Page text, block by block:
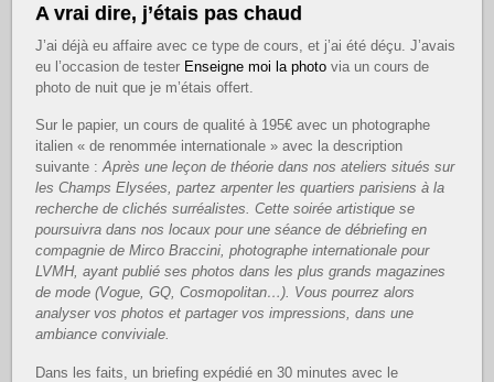
A vrai dire, j’étais pas chaud
J’ai déjà eu affaire avec ce type de cours, et j’ai été déçu. J’avais
eu l’occasion de tester Enseigne moi la photo via un cours de
photo de nuit que je m’étais offert.
Sur le papier, un cours de qualité à 195€ avec un photographe
italien « de renommée internationale » avec la description
suivante :Après une leçon de théorie dans nos ateliers situés sur
les Champs Elysées, partez arpenter les quartiers parisiens à la
recherche de clichés surréalistes. Cette soirée artistique se
poursuivra dans nos locaux pour une séance de débriefing en
compagnie de Mirco Braccini, photographe internationale pour
LVMH, ayant publié ses photos dans les plus grands magazines
de mode (Vogue, GQ, Cosmopolitan…). Vous pourrez alors
analyser vos photos et partager vos impressions, dans une
ambiance conviviale.
Dans les faits, un briefing expédié en 30 minutes avec le